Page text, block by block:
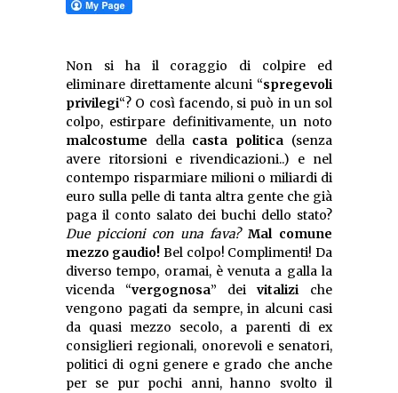
Non si ha il coraggio di colpire ed
eliminare direttamente alcuni “spregevoli
privilegi“? O così facendo, si può in un sol
colpo, estirpare definitivamente, un noto
malcostume della casta politica (senza
avere ritorsioni e rivendicazioni..) e nel
contempo risparmiare milioni o miliardi di
euro sulla pelle di tanta altra gente che già
paga il conto salato dei buchi dello stato?
Due piccioni con una fava? Mal comune
mezzo gaudio! Bel colpo! Complimenti! Da
diverso tempo, oramai, è venuta a galla la
vicenda “vergognosa” dei vitalizi che
vengono pagati da sempre, in alcuni casi
da quasi mezzo secolo, a parenti di ex
consiglieri regionali, onorevoli e senatori,
politici di ogni genere e grado che anche
per se pur pochi anni, hanno svolto il